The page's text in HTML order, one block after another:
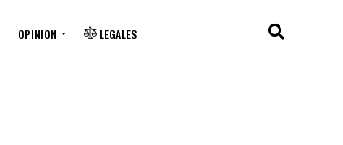
OPINION LEGALES